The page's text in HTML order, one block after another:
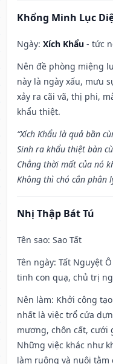
Khổng Minh Lục
Ngày: Xích Khẩu - tức
Nên đề phòng miệng
này là ngày xấu, mưu
xảy ra cãi vã, thị phi,
khẩu thiệt.
“Xích Khẩu là quả bần
Sinh ra khẩu thiệt bàn
Chẳng thời mất của nó
Không thì chó cắn phân
Nhị Thập Bát Tú
Tên sao: Sao Tất
Tên ngày: Tất Nguyệt
tinh con quạ, chủ trị
Nên làm: Khởi công
nhất là việc trổ cửa
mương, chôn cất, cưới
Những việc khác như
làm ruộng và nuôi tằm